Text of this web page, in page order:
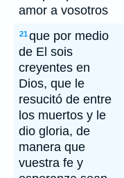
amor a vosotros
21que por medio
de El sois
creyentes en
Dios, que le
resucitó de entre
los muertos y le
dio gloria, de
manera que
vuestra fe y